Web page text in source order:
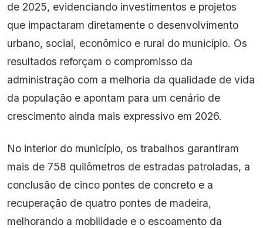
de 2025, evidenciando investimentos e projetos
que impactaram diretamente o desenvolvimento
urbano, social, econômico e rural do município. Os
resultados reforçam o compromisso da
administração com a melhoria da qualidade de vida
da população e apontam para um cenário de
crescimento ainda mais expressivo em 2026.
No interior do município, os trabalhos garantiram
mais de 758 quilômetros de estradas patroladas, a
conclusão de cinco pontes de concreto e a
recuperação de quatro pontes de madeira,
melhorando a mobilidade e o escoamento da